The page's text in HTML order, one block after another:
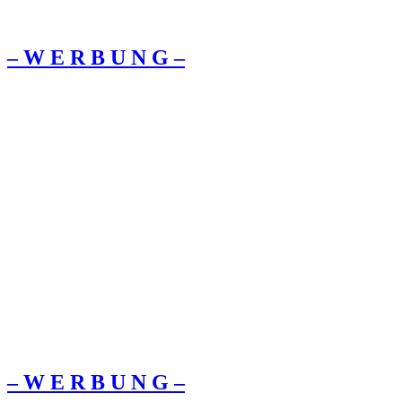
– W Ε R Β U Ν G –
– W Ε R Β U Ν G –